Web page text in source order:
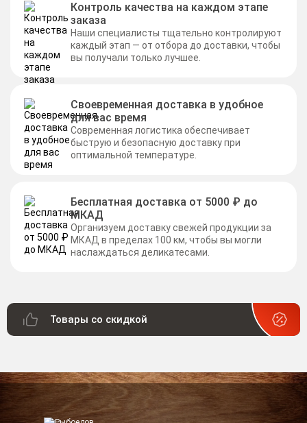
Контроль качества на каждом этапе
заказа
Наши специалисты тщательно контролируют
каждый этап — от отбора до доставки, чтобы
вы получали только лучшее.
Своевременная доставка в удобное
для вас время
Современная логистика обеспечивает
быструю и безопасную доставку при
оптимальной температуре.
Бесплатная доставка от 5000 ₽ до
МКАД
Организуем доставку свежей продукции за
МКАД в пределах 100 км, чтобы вы могли
наслаждаться деликатесами.
Товары со скидкой